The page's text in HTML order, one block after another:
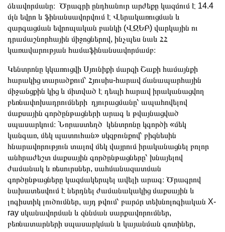
ձևավորմանը։ Ծրագրի ընդհանուր արժեքը կազմում է 14.4
մլն եվրո և ֆինանսավորվում է Վերակառուցման և
զարգացման եվրոպական բանկի (ՎԶԵԲ) վարկային ու
դրամաշնորհային միջոցներով, ինչպես նաև ՀՀ
կառավարության համաֆինանսավորմամբ։
Կենտրոնը կկառուցվի Սյունիքի մարզի Շաքի համայնքի
հարակից տարածքում՝ Հյուսիս-հարավ ճանապարհային
միջանցքին կից և միտված է դեպի հարավ իրականացվող
բեռնափոխադրումների դյուրացմանը՝ ապահովելով
մաքսային գործընթացների արագ և թվայնացված
սպասարկում։ Նորաստեղծ կենտրոնը կգործի «մեկ
կանգառ, մեկ պատուհան» սկզբունքով՝ բիզնեսին
հնարավորություն տալով մեկ վայրում իրականացնել բոլոր
անհրաժեշտ մաքսային գործընթացները՝ խնայելով
ժամանակ և ռեսուրսներ, սահմանազատման
գործընթացները կազմակերպել ավելի արագ։ Ծրագրով
նախատեսվում է ներդնել ժամանակակից մաքսային և
լոգիստիկ լուծումներ, այդ թվում՝ բարձր տեխնոլոգիական X-
ray սկանավորման և զննման սարքավորումներ,
բեռնատարների սպասարկման և կայանման գոտիներ,